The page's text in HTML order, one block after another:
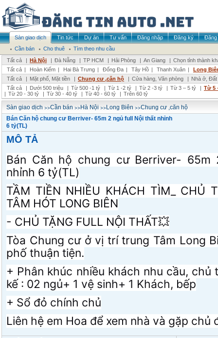
Sàn giao dịch Tin tức Dự án Tư vấn Đăng nhập Đăng ký
Đăng
Cần bán
Cho thuê
Tìm theo nhu cầu
Tất cả
| Hà Nội | Đà Nẵng | TP HCM | Hải Phòng | An Giang | Chọn tỉnh thành
Tất cả | Hoàn Kiếm | Hai Bà Trưng | Đống Đa | Tây Hồ | Thanh Xuân |
Long
Tất cả
| Mặt phố, Mặt tiền | Chung cư ,căn hộ | Cửa hàng, Văn phòng | Nhà ở,
Tất cả
| Dưới 500 triệu | Từ 500 -1 tỷ | Từ 1 -2 tỷ | Từ 2 -3 tỷ | Từ 3 – 5 tỷ | Từ 5
| Từ 20 - 30 tỷ | Từ 30 - 40 tỷ | Từ 40 - 60 tỷ | Trên 60 tỷ
Sàn giao dịch >>Cần bán >>Hà Nội >>Long Biên >>Chung cư ,căn hộ
Bán Căn hộ chung cư Berriver- 65m 2 ngủ full Nội thất nhỉnh
6 tỷ(TL)
MÔ TẢ
Bán Căn hộ chung cư Berriver-
nhỉnh 6 tỷ(TL)
TẦM TIỀN NHIỀU KHÁCH TÌM_ CHỦ
TÂM HÓT LONG BIÊN
- CHỦ TẶNG FULL NỘI THẤT💥
Tòa Chung cư ở vị trí trung Tâm Long
phố thuận tiện.
+ Phân khúc nhiều khách nhu cầu, chủ
kế : 02 ngủ+ 1 vệ sinh+ 1 Khách, bếp
+ Sổ đỏ chính chủ
Liên hệ em Hoa để xem nhà và gặp chủ